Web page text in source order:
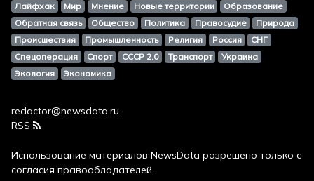
Лайфхак
Мир Мнение Новые территории
Образование
Обратная связь
Общество Политика Правосудие
Природа
Происшествия
Промышленность Религия Россия
СНГ
Спецоперация
Спорт СССР 2.0 Транспорт
Украина
Экология
Экономика
redactor@newsdata.ru
RSS
Использование материалов NewsData разрешено только с
согласия правообладателей.